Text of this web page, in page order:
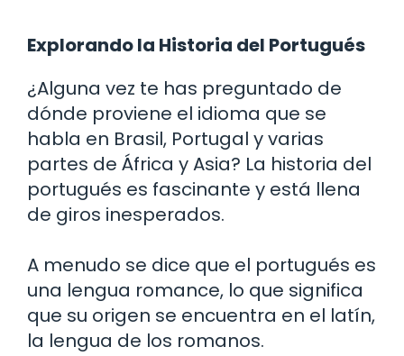
Explorando la Historia del Portugués
¿Alguna vez te has preguntado de
dónde proviene el idioma que se
habla en Brasil, Portugal y varias
partes de África y Asia? La historia del
portugués es fascinante y está llena
de giros inesperados.
A menudo se dice que el portugués es
una lengua romance, lo que significa
que su origen se encuentra en el latín,
la lengua de los romanos.